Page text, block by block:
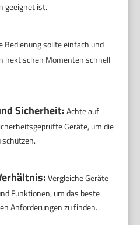
geeignet ist.
Bedienung sollte einfach und
hektischen Momenten schnell
Sicherheit:Achte auf
Geräte, um die
Vergleiche Geräte
Funktionen, um das beste
Anforderungen zu finden.